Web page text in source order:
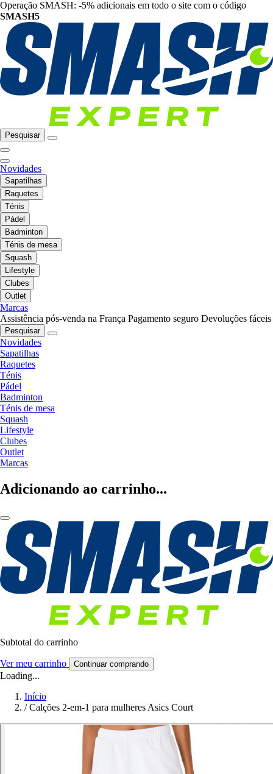
Operação SMASH: -5% adicionais em todo o site com o código
SMASH5
Pesquisar
Novidades
Sapatilhas
Raquetes
Ténis
Pádel
Badminton
Ténis de mesa
Squash
Lifestyle
Clubes
Outlet
Marcas
Assistência pós-venda na França Pagamento seguro Devoluções fáceis
Pesquisar
Novidades
Sapatilhas
Raquetes
Ténis
Pádel
Badminton
Ténis de mesa
Squash
Lifestyle
Clubes
Outlet
Marcas
Adicionando ao carrinho...
Subtotal do carrinho
Ver meu carrinho Continuar comprando
Loading...
Início
/ Calções 2-em-1 para mulheres Asics Court